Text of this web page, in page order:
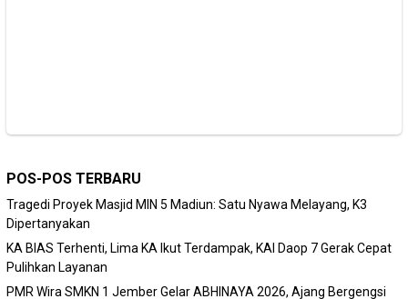
POS-POS TERBARU
Tragedi Proyek Masjid MIN 5 Madiun: Satu Nyawa Melayang, K3
Dipertanyakan
KA BIAS Terhenti, Lima KA Ikut Terdampak, KAI Daop 7 Gerak Cepat
Pulihkan Layanan
PMR Wira SMKN 1 Jember Gelar ABHINAYA 2026, Ajang Bergengsi